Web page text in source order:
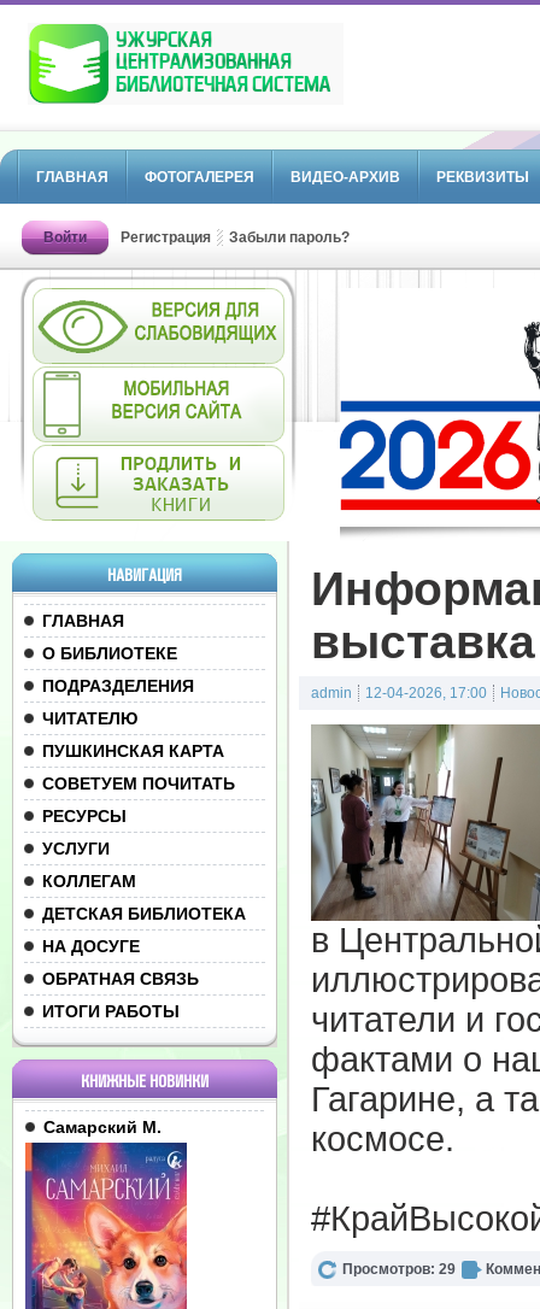
ГЛАВНАЯ ФОТОГАЛЕРЕЯ ВИДЕО-АРХИВ РЕКВИЗИТЫ
Войти Регистрация Забыли пароль?
НАВИГАЦИЯ
ГЛАВНАЯ
О БИБЛИОТЕКЕ
ПОДРАЗДЕЛЕНИЯ
ЧИТАТЕЛЮ
ПУШКИНСКАЯ КАРТА
СОВЕТУЕМ ПОЧИТАТЬ
РЕСУРСЫ
УСЛУГИ
КОЛЛЕГАМ
ДЕТСКАЯ БИБЛИОТЕКА
НА ДОСУГЕ
ОБРАТНАЯ СВЯЗЬ
ИТОГИ РАБОТЫ
КНИЖНЫЕ НОВИНКИ
Самарский М.
admin 12-04-2026, 17:00
в
читатели и
фактами о
Гагарине, а
космосе.
Просмотров: 29